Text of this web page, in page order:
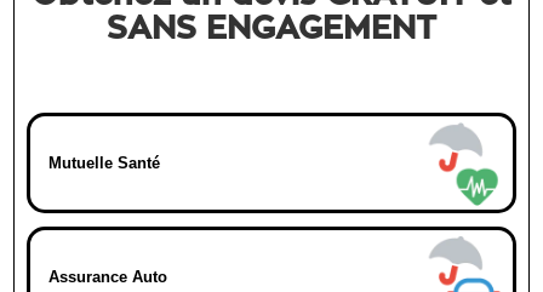
SANS ENGAGEMENT
Mutuelle Santé
Assurance Auto